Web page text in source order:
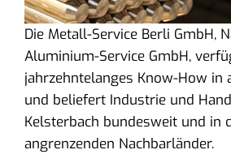
Die Metall-Service Berli GmbH,
Aluminium-Service GmbH,
jahrzehntelanges Know-How in
und beliefert Industrie und
Kelsterbach bundesweit und in
angrenzenden Nachbarländer.